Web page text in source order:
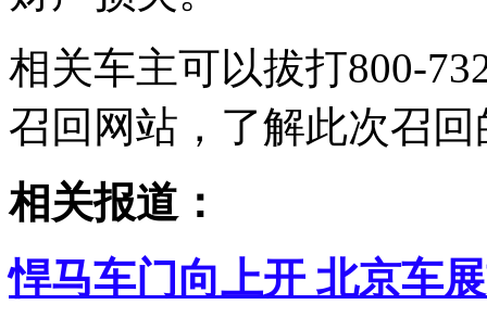
相关车主可以拔打800-
召回网站，了解此次召
相关报道：
悍马车门向上开 北京车